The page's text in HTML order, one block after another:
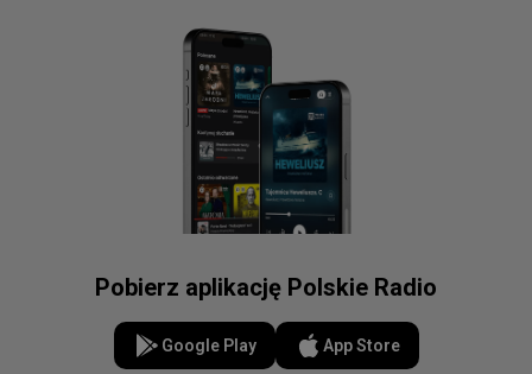
Pobierz aplikację Polskie Radio
Google Play App Store